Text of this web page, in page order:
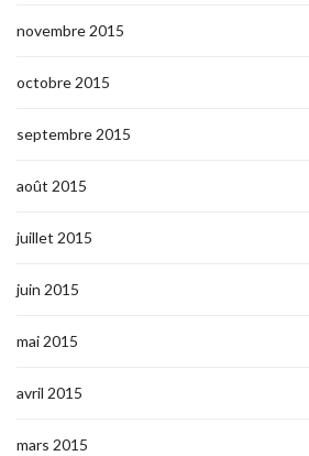
novembre 2015
octobre 2015
septembre 2015
août 2015
juillet 2015
juin 2015
mai 2015
avril 2015
mars 2015